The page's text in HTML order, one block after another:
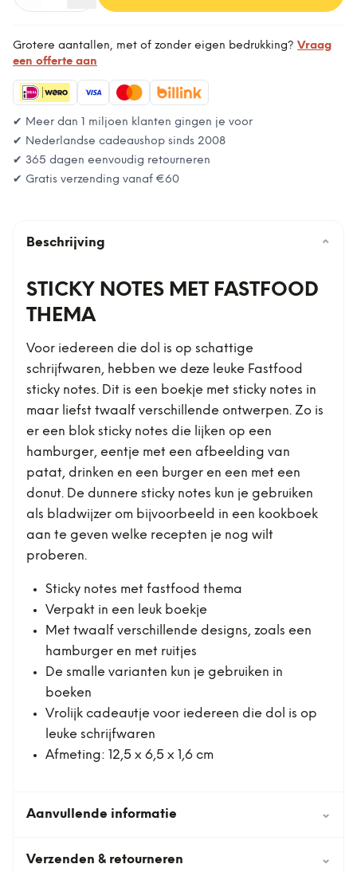
Grotere aantallen, met of zonder eigen bedrukking? Vraag
een offerte aan
✔ Meer dan 1 miljoen klanten gingen je voor
✔ Nederlandse cadeaushop sinds 2008
✔ 365 dagen eenvoudig retourneren
✔ Gratis verzending vanaf €60
Beschrijving ⌄
STICKY NOTES MET FASTFOOD
THEMA
Voor iedereen die dol is op schattige
schrijfwaren, hebben we deze leuke Fastfood
sticky notes. Dit is een boekje met sticky notes in
maar liefst twaalf verschillende ontwerpen. Zo is
er een blok sticky notes die lijken op een
hamburger, eentje met een afbeelding van
patat, drinken en een burger en een met een
donut. De dunnere sticky notes kun je gebruiken
als bladwijzer om bijvoorbeeld in een kookboek
aan te geven welke recepten je nog wilt
proberen.
Sticky notes met fastfood thema
Verpakt in een leuk boekje
Met twaalf verschillende designs, zoals een
hamburger en met ruitjes
De smalle varianten kun je gebruiken in
boeken
Vrolijk cadeautje voor iedereen die dol is op
leuke schrijfwaren
Afmeting: 12,5 x 6,5 x 1,6 cm
Aanvullende informatie ⌄
Verzenden & retourneren ⌄